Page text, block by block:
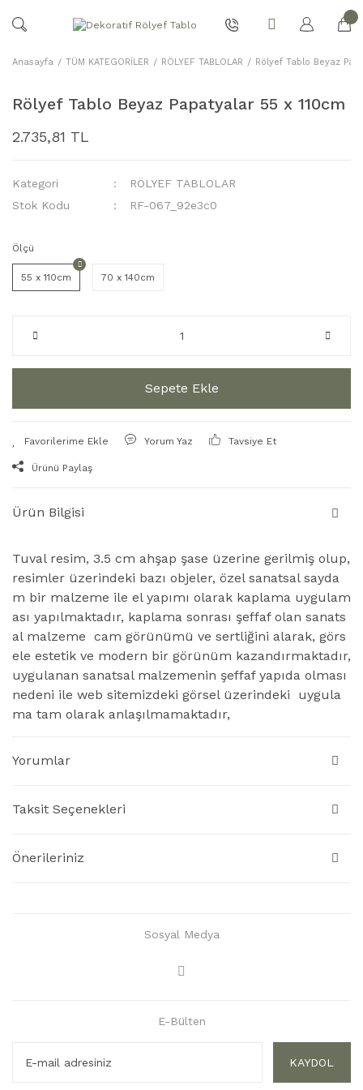
Anasayfa TÜM KATEGORİLER RÖLYEF TABLOLAR Rölyef Tablo Beyaz
Rölyef Tablo Beyaz Papatyalar 55 x 110cm
2.735,81 TL
Kategori
RÖLYEF TABLOLAR
Stok Kodu
RF-067_92e3c0
Ölçü
55 x 110cm 70 x 140cm
Sepete Ekle
Yorum Yaz Tavsiye Et
Ürünü Paylaş
Ürün Bilgisi
Tuval resim, 3.5 cm ahşap şase üzerine gerilmiş olup,
resimler üzerindeki bazı objeler, özel sanatsal sayda
m bir malzeme ile el yapımı olarak kaplama uygulam
ası yapılmaktadır, kaplama sonrası şeffaf olan sanats
al malzeme cam görünümü ve sertliğini alarak, görs
ele estetik ve modern bir görünüm kazandırmaktadır,
uygulanan sanatsal malzemenin şeffaf yapıda olması
nedeni ile web sitemizdeki görsel üzerindeki uygula
ma tam olarak anlaşılmamaktadır,
Yorumlar
Taksit Seçenekleri
Önerileriniz
Sosyal Medya
E-Bülten
KAYDOL